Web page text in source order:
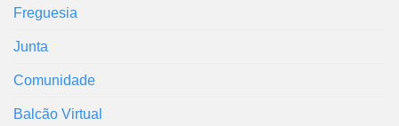
Freguesia
Junta
Comunidade
Balcão Virtual